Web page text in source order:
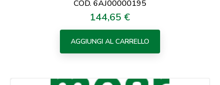
COD. 6AJ00000195
Prezzo
144,65 €
AGGIUNGI AL CARRELLO